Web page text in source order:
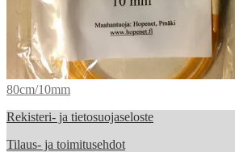
80cm/10mm
Rekisteri- ja tietosuojaseloste
Tilaus- ja toimitusehdot